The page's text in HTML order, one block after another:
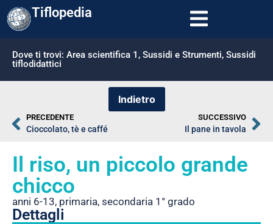
Tiflopedia
Dove ti trovi: Area scientifica 1 , Sussidi e Strumenti, Sussidi
tiflodidattici
PRECEDENTE
Cioccolato, tè e caffé
SUCCESSIVO
Il pane in tavola
Il riso, un piccolo grande
chicco
anni 6-13, primaria, secondaria 1° grado
Dettagli